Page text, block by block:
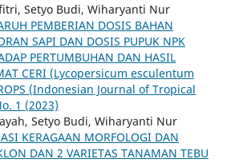
Setyo Budi, Wiharyanti Nur
PEMBERIAN DOSIS BAHAN
SAPI DAN DOSIS PUPUK NPK
PERTUMBUHAN DAN HASIL
CERI (Lycopersicum esculentum
(Indonesian Journal of Tropical
1 (2023)
Setyo Budi, Wiharyanti Nur
KERAGAAN MORFOLOGI DAN
DAN 2 VARIETAS TANAMAN TEBU